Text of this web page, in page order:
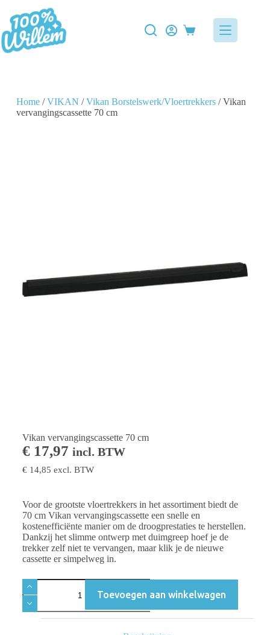
Home/VIKAN /Vikan Borstelswerk/Vloertrekkers/ Vikan
vervangingscassette 70 cm
Vikan vervangingscassette 70 cm
€17,97 incl. BTW
€14,85 excl. BTW
Voor de grootste vloertrekkers in het assortiment biedt de
70 cm Vikan vervangingscassette een snelle en
kostenefficiënte manier om de droogprestaties te herstellen.
Dankzij het slimme ontwerp met duimgreep hoef je de
trekker zelf niet te vervangen, maar klik je de nieuwe
cassette er simpelweg in.
Toevoegen aan winkelwagen